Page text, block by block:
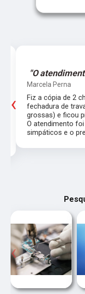
"O
Marcela Perna
Fiz a cópia de 2
fechadura de
grossas) e ficou
O atendimento
simpáticos e o
‹
‹